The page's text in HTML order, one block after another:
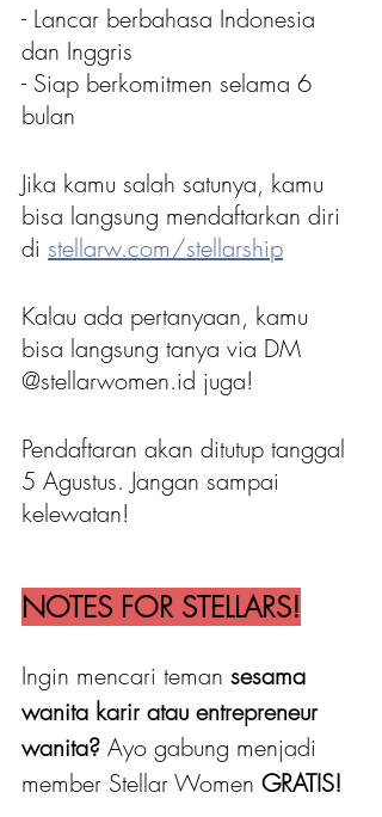
- Lancar berbahasa Indonesia
dan Inggris
- Siap berkomitmen selama 6
bulan
Jika kamu salah satunya, kamu
bisa langsung mendaftarkan diri
di stellarw.com/stellarship
Kalau ada pertanyaan, kamu
bisa langsung tanya via DM
@stellarwomen.id juga!
Pendaftaran akan ditutup tanggal
5 Agustus. Jangan sampai
kelewatan!
NOTES FOR STELLARS!
Ingin mencari teman sesama
wanita karir atau entrepreneur
wanita? Ayo gabung menjadi
member Stellar Women GRATIS!